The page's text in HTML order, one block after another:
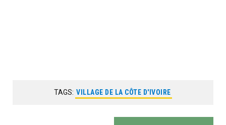
TAGS: VILLAGE DE LA CÔTE D'IVOIRE